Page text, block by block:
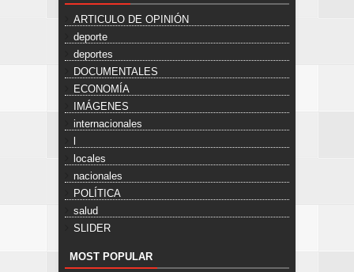
ARTICULO DE OPINIÓN
deporte
deportes
DOCUMENTALES
ECONOMÍA
IMÁGENES
internacionales
locales
nacionales
POLÍTICA
salud
SLIDER
MOST POPULAR